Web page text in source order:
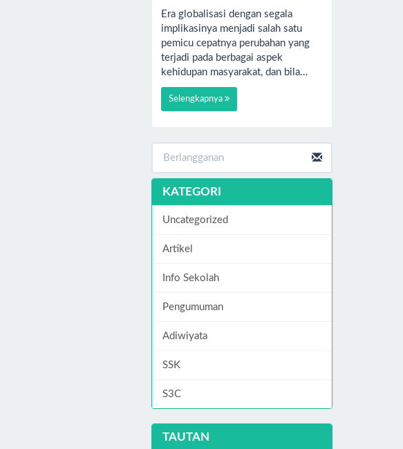
Era globalisasi dengan segala
implikasinya menjadi salah satu
pemicu cepatnya perubahan yang
terjadi pada berbagai aspek
kehidupan masyarakat, dan bila…
Selengkapnya
KATEGORI
Uncategorized
Artikel
Info Sekolah
Pengumuman
Adiwiyata
SSK
S3C
TAUTAN